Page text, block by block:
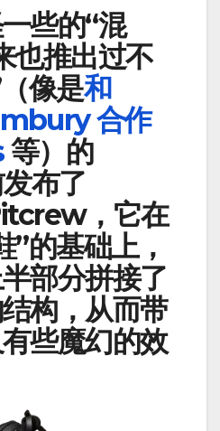
些的“混
也推出过不
像是和
合作
等）的
布了
，它在
”的基础上，
部分拼接了
构，从而带
些魔幻的效